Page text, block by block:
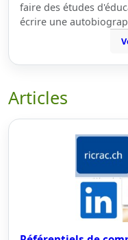
faire des études
écrire une
Articles